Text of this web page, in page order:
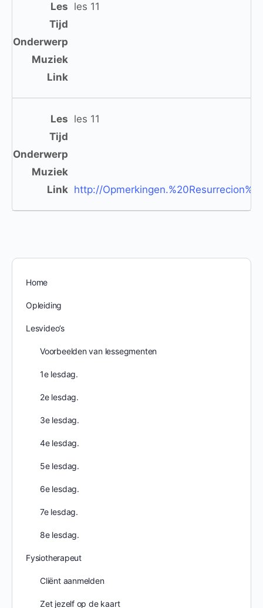
les 11
les 11
http://
Home
Opleiding
Lesvideo’s
Voorbeelden van lessegmenten
1e lesdag.
2e lesdag.
3e lesdag.
4e lesdag.
5e lesdag.
6e lesdag.
7e lesdag.
8e lesdag.
Fysiotherapeut
Cliënt aanmelden
Zet jezelf op de kaart